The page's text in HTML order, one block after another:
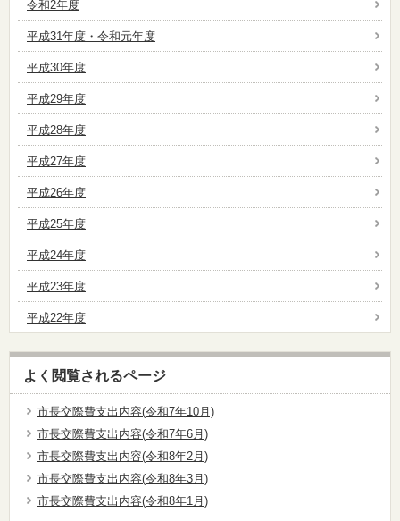
令和2年度
平成31年度・令和元年度
平成30年度
平成29年度
平成28年度
平成27年度
平成26年度
平成25年度
平成24年度
平成23年度
平成22年度
よく閲覧されるページ
市長交際費支出内容(令和7年10月)
市長交際費支出内容(令和7年6月)
市長交際費支出内容(令和8年2月)
市長交際費支出内容(令和8年3月)
市長交際費支出内容(令和8年1月)